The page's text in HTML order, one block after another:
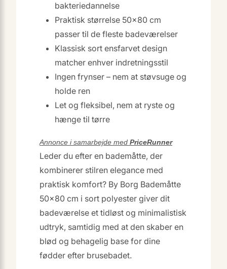
bakteriedannelse
Praktisk størrelse 50×80 cm
passer til de fleste badeværelser
Klassisk sort ensfarvet design
matcher enhver indretningsstil
Ingen frynser – nem at støvsuge og
holde ren
Let og fleksibel, nem at ryste og
hænge til tørre
Annonce i samarbejde med PriceRunner
Leder du efter en bademåtte, der
kombinerer stilren elegance med
praktisk komfort? By Borg Bademåtte
50×80 cm i sort polyester giver dit
badeværelse et tidløst og minimalistisk
udtryk, samtidig med at den skaber en
blød og behagelig base for dine
fødder efter brusebadet.